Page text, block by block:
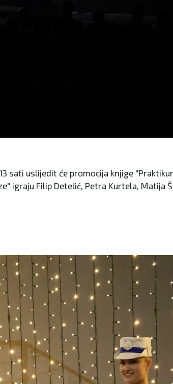
sati uslijedit će promocija knjige
igraju Filip Detelić, Petra Kurtela, Matija